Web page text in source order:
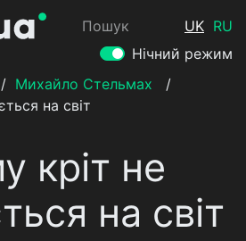
Пошук UK RU
Нічний режим
/ Михайло Стельмах
/
на світ
кріт не
на світ